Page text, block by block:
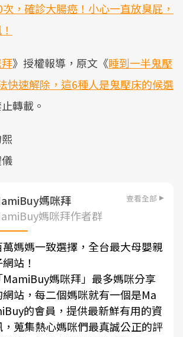
，確診大腸癌！小心一直放臭屁，
》授權報導，原文《睡到一半鬼壓
快速解除，這6種人是鬼壓床的候選
轉載。
媽咪拜 查看全部
媽咪拜作者群
萬媽媽一致選擇，全台最大母嬰親
站！
MamiBuy媽咪拜」最多媽咪分享
網站，每二個媽咪就有一個是Ma
的會員，提供最新鮮有用的資
，蒐集熱心媽咪們最真誠公正的評